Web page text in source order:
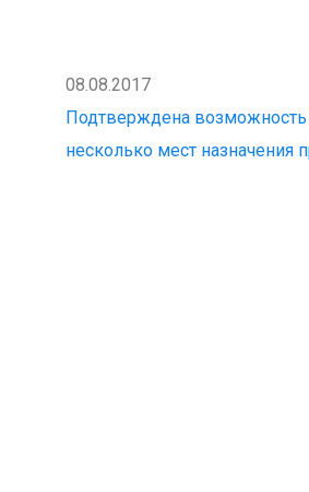
08.08.2017
Подтверждена возможность
несколько мест